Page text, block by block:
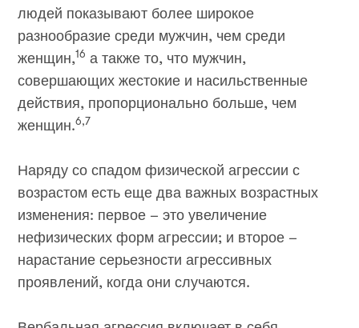
людей показывают более широкое
разнообразие среди мужчин, чем среди
женщин,16 а также то, что мужчин,
совершающих жестокие и насильственные
действия, пропорционально больше, чем
женщин.6,7
Наряду со спадом физической агрессии с
возрастом есть еще два важных возрастных
изменения: первое – это увеличение
нефизических форм агрессии; и второе –
нарастание серьезности агрессивных
проявлений, когда они случаются.